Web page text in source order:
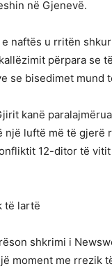
në Gjenevë.
e naftës u rritën
përpara se
se bisedimet mund
kanë
një luftë më të gjerë
12-ditor të
të lartë
shkrimi i
moment me rrezik